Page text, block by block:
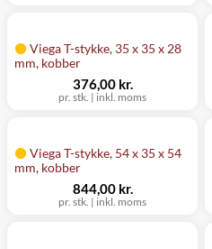
Viega T-stykke, 35 x 35 x 28
mm, kobber
pr. stk. | inkl. moms
376,00 kr.
Viega T-stykke, 54 x 35 x 54
mm, kobber
pr. stk. | inkl. moms
844,00 kr.